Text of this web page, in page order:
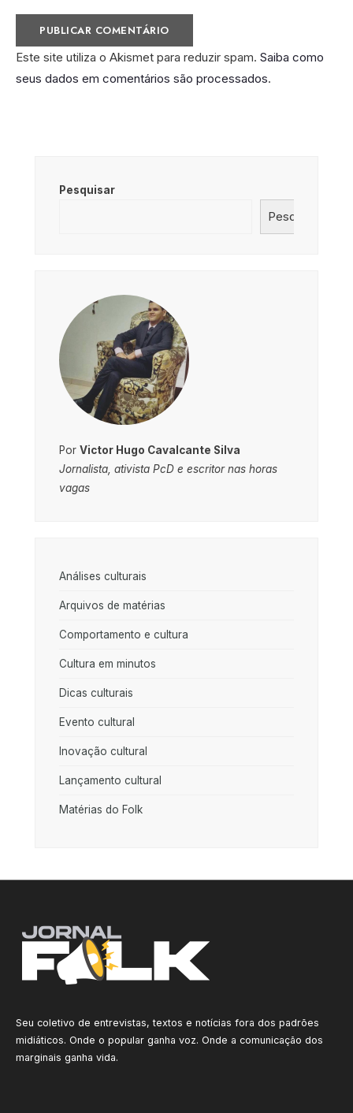
Este site utiliza o Akismet para reduzir spam. Saiba como
seus dados em comentários são processados.
Pesquisar
Pesquisar
Por Victor Hugo Cavalcante Silva
Jornalista, ativista PcD e escritor nas horas
vagas
Análises culturais
Arquivos de matérias
Comportamento e cultura
Cultura em minutos
Dicas culturais
Evento cultural
Inovação cultural
Lançamento cultural
Matérias do Folk
Seu coletivo de entrevistas, textos e notícias fora dos padrões
midiáticos. Onde o popular ganha voz. Onde a comunicação dos
marginais ganha vida.